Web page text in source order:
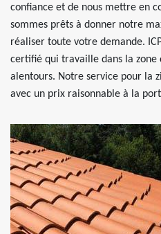
confiance et de nous mettre en
sommes prêts à donner notre
réaliser toute votre demande.
certifié qui travaille dans la zone
alentours. Notre service pour la
avec un prix raisonnable à la